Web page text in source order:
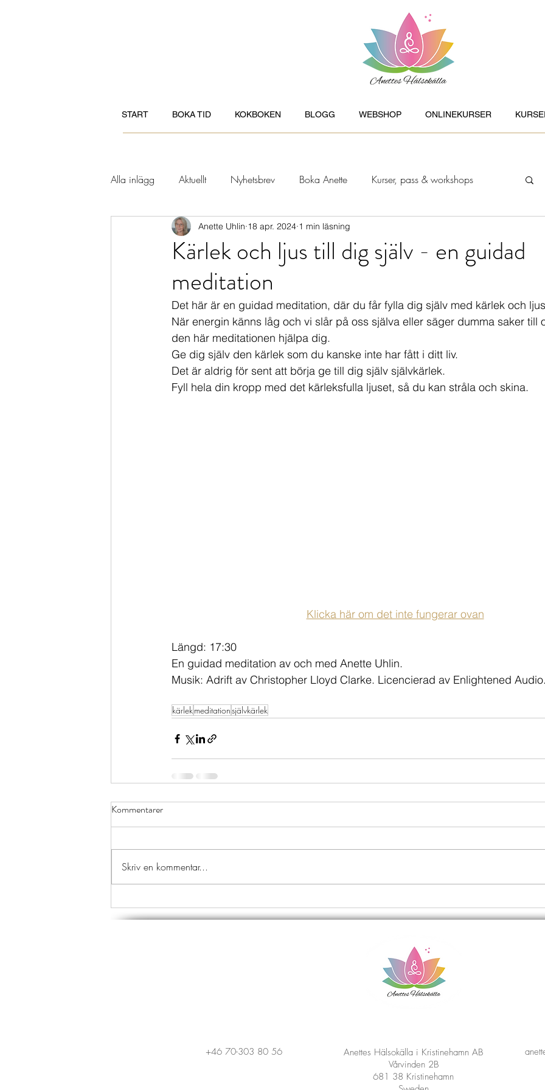
START BOKA TID KOKBOKEN BLOGG WEBSHOP ONLINEKURSER
Alla inlägg Aktuellt Nyhetsbrev Boka Anette Kurser, pass & workshops
Kvinnohälsa Andligt & tänkvärt Ayurveda
Kristaller, stenar & smycken Läka naturligt
Tips & råd Yoga Recept Bröd, bakat och gott Dryck & smoothies
Glutenfritt Huskurer Soppa Vegetariskt
Kärlek och ljus till dig själv - en guidad
meditation
Anette Uhlin 18 apr. 2024 1 min läsning
Det här är en guidad meditation, där du får fylla dig själv med kärlek och
När energin känns låg och vi slår på oss själva eller säger dumma saker till
den här meditationen hjälpa dig.
Ge dig själv den kärlek som du kanske inte har fått i ditt liv.
Det är aldrig för sent att börja ge till dig själv självkärlek.
Fyll hela din kropp med det kärleksfulla ljuset, så du kan stråla och skina.
Klicka här om det inte fungerar ovan
Längd: 17:30
En guidad meditation av och med Anette Uhlin.
Musik: Adrift av Christopher Lloyd Clarke. Licencierad av Enlightened
kärlekmeditationsjälvkärlek
Kommentarer
Skriv en kommentar...
+46 70-303 80 56
Anettes Hälsokälla i Kristinehamn AB
Vårvinden 2B
681 38 Kristinehamn